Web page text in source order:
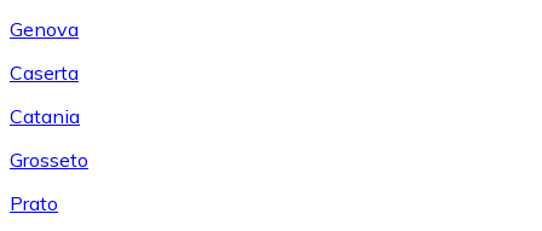
Genova
Caserta
Catania
Grosseto
Prato